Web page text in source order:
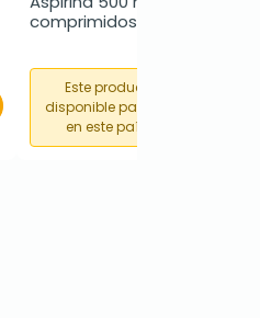
comprimidos
Este producto no está
disponible para su compra
en este país o región.